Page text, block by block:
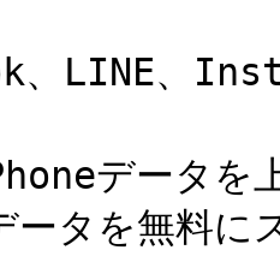
LINE、
データを
タを無料に